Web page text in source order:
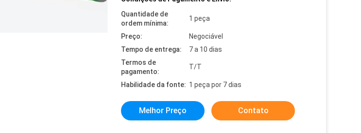
Quantidade de
ordem mínima:
1 peça
Preço:
Negociável
Tempo de entrega:
7 a 10 dias
Termos de
pagamento:
T/T
Habilidade da fonte: 1 peça por 7 dias
Melhor Preço Contato